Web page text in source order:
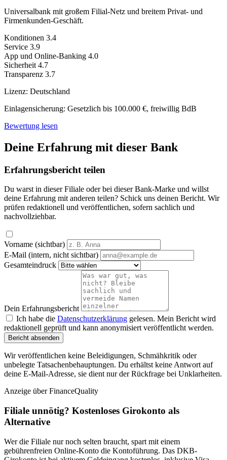
Universalbank mit großem Filial-Netz und breitem Privat- und
Firmenkunden-Geschäft.
Konditionen 3.4
Service 3.9
App und Online-Banking 4.0
Sicherheit 4.7
Transparenz 3.7
Lizenz: Deutschland
Einlagensicherung: Gesetzlich bis 100.000 €, freiwillig BdB
Bewertung lesen
Deine Erfahrung mit dieser Bank
Erfahrungsbericht teilen
Du warst in dieser Filiale oder bei dieser Bank-Marke und willst
deine Erfahrung mit anderen teilen? Schick uns deinen Bericht. Wir
prüfen redaktionell und veröffentlichen, sofern sachlich und
nachvollziehbar.
Vorname (sichtbar)
E-Mail (intern, nicht sichtbar)
Gesamteindruck
Dein Erfahrungsbericht
Ich habe die Datenschutzerklärung gelesen. Mein Bericht wird
redaktionell geprüft und kann anonymisiert veröffentlicht werden.
Bericht absenden
Wir veröffentlichen keine Beleidigungen, Schmähkritik oder
unbelegte Tatsachenbehauptungen. Du erhältst keine Antwort auf
deine E-Mail-Adresse, sie dient nur der Rückfrage bei Unklarheiten.
Anzeige über FinanceQuality
Filiale unnötig? Kostenloses Girokonto als
Alternative
Wer die Filiale nur noch selten braucht, spart mit einem
gebührenfreien Online-Konto die Kontoführung. Das DKB-